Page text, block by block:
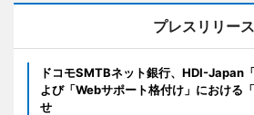
プレスリリース
ドコモSMTBネット銀行、HDI-Japan
よび「Webサポート格付け」における
せ